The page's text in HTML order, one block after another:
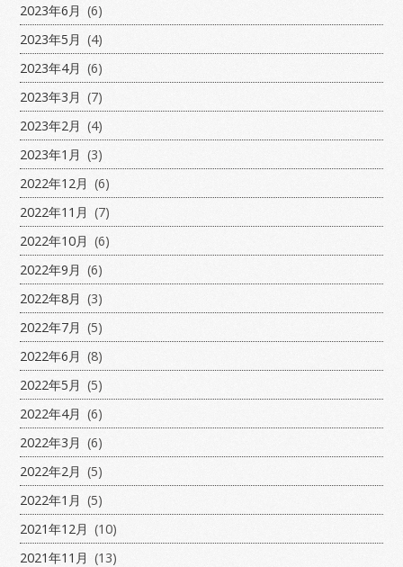
2023年6月 (6)
2023年5月 (4)
2023年4月 (6)
2023年3月 (7)
2023年2月 (4)
2023年1月 (3)
2022年12月 (6)
2022年11月 (7)
2022年10月 (6)
2022年9月 (6)
2022年8月 (3)
2022年7月 (5)
2022年6月 (8)
2022年5月 (5)
2022年4月 (6)
2022年3月 (6)
2022年2月 (5)
2022年1月 (5)
2021年12月 (10)
2021年11月 (13)